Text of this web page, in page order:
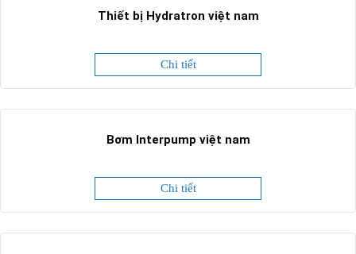
Thiết bị Hydratron việt nam
Chi tiết
Bơm Interpump việt nam
Chi tiết